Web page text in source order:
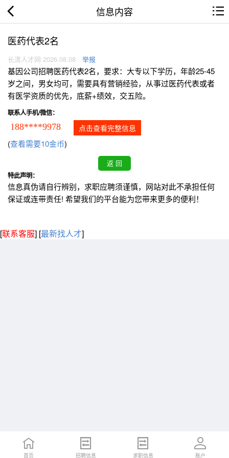
信息内容
医药代表2名
长清人才网 2026.08.08 举报
基因公司招聘医药代表2名，要求：大专以下学历，年龄25-45
岁之间，男女均可，需要具有营销经验，从事过医药代表或者
有医学资质的优先，底薪+绩效，交五险。
联系人手机/微信：
188****9978 点击查看完整信息
(查看需要10金币)
特此声明：
信息真伪请自行辨别，求职应聘须谨慎，网站对此不承担任何
保证或连带责任! 希望我们的平台能为您带来更多的便利！
[联系客服] [最新找人才]
首页 招聘信息 求职信息 账户